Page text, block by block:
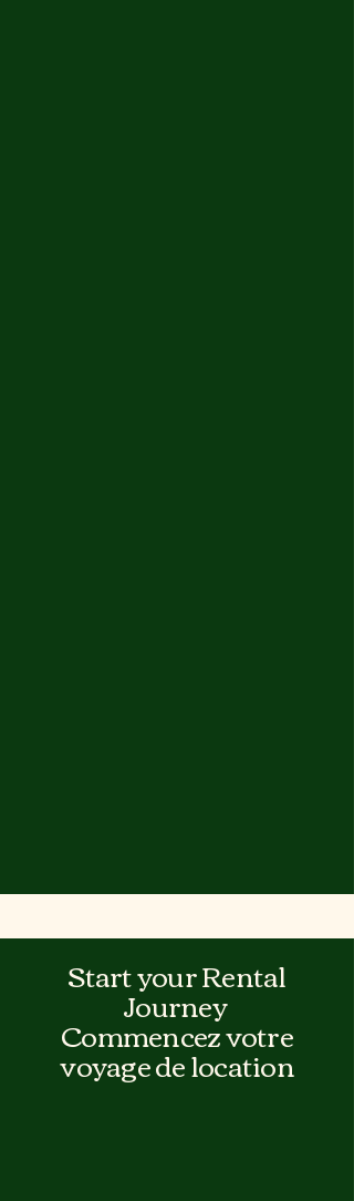
Start your Rental
Journey
Commencez votre
voyage de location